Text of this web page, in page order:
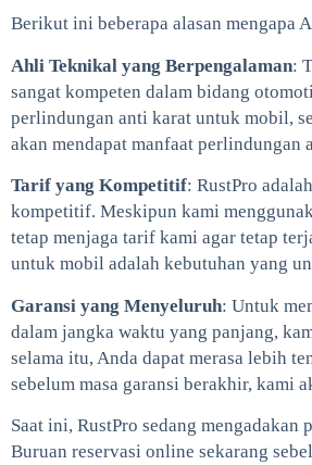
Berikut ini beberapa alasan mengapa
Ahli Teknikal yang Berpengalaman:
sangat kompeten dalam bidang
perlindungan anti karat untuk mobil,
akan mendapat manfaat
Tarif yang Kompetitif: RustPro
kompetitif. Meskipun kami
tetap menjaga tarif kami agar tetap
untuk mobil adalah kebutuhan yang
Garansi yang Menyeluruh: Untuk
dalam jangka waktu yang panjang,
selama itu, Anda dapat merasa lebih
sebelum masa garansi berakhir, kami
Saat ini, RustPro sedang
Buruan reservasi online sekarang